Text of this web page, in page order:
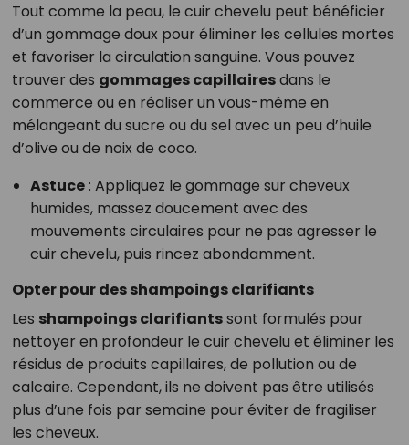
Tout comme la peau, le cuir chevelu peut bénéficier
d’un gommage doux pour éliminer les cellules mortes
et favoriser la circulation sanguine. Vous pouvez
trouver des gommages capillairesdans le
commerce ou en réaliser un vous-même en
mélangeant du sucre ou du sel avec un peu d’huile
d’olive ou de noix de coco.
Astuce: Appliquez le gommage sur cheveux
humides, massez doucement avec des
mouvements circulaires pour ne pas agresser le
cuir chevelu, puis rincez abondamment.
Opter pour des shampoings clarifiants
Les shampoings clarifiantssont formulés pour
nettoyer en profondeur le cuir chevelu et éliminer les
résidus de produits capillaires, de pollution ou de
calcaire. Cependant, ils ne doivent pas être utilisés
plus d’une fois par semaine pour éviter de fragiliser
les cheveux.